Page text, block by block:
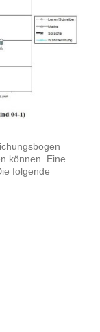
können. Eine
folgende